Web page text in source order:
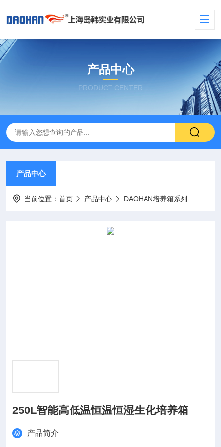
产品中心
PRODUCT CENTER
产品中心
当前位置：首页 产品中心 DAOHAN培养箱系列
250L智能高低温恒温恒湿生化培养箱
产品简介